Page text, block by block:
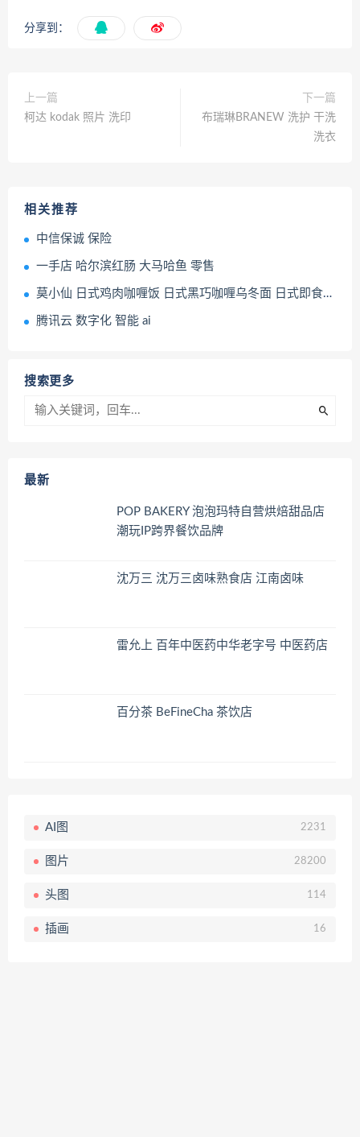
分享到：
上一篇
柯达 kodak 照片 洗印
下一篇
布瑞琳BRANEW 洗护 干洗
洗衣
相关推荐
中信保诚 保险
一手店 哈尔滨红肠 大马哈鱼 零售
莫小仙 日式鸡肉咖喱饭 日式黑巧咖喱乌冬面 日式即食餐品
腾讯云 数字化 智能 ai
搜索更多
最新
POP BAKERY 泡泡玛特自营烘焙甜品店
潮玩IP跨界餐饮品牌
沈万三 沈万三卤味熟食店 江南卤味
雷允上 百年中医药中华老字号 中医药店
百分茶 BeFineCha 茶饮店
AI图 2231
图片 28200
头图 114
插画 16